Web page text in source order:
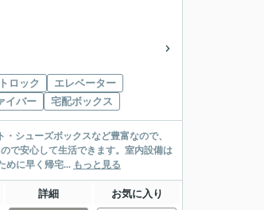
ロック
エレベーター
イバー 宅配ボックス
シューズボックスなど豊富なので、
で安心して生活できます。室内設備は
めに早く帰宅... もっと見る
詳細
お気に入り